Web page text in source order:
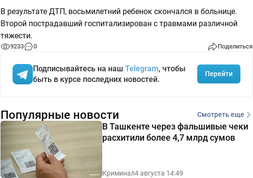
В результате ДТП, восьмилетний ребенок скончался в больнице.
Второй пострадавший госпитализирован с травмами различной
тяжести.
9233 0 Поделиться
Подписывайтесь на наш Telegram, чтобы
быть в курсе последних новостей.
Перейти
Популярные новости Смотреть еще
В Ташкенте через фальшивые чеки
расхитили более 4,7 млрд сумов
Криминал4 августа 14:49